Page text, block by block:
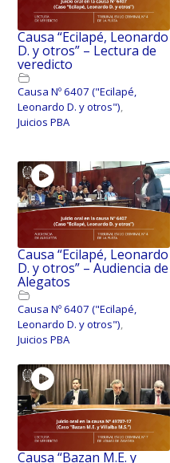
Causa “Ecilapé, Leonardo
D. y otros” – Lectura de
veredicto
Causa Nº 6407 ("Ecilapé,
Leonardo D. y otros"),
Juicios PBA
Causa “Ecilapé, Leonardo
D. y otros” – Audiencia de
Alegatos
Causa Nº 6407 ("Ecilapé,
Leonardo D. y otros")
Juicios PBA
Causa “Bazan M.E. y